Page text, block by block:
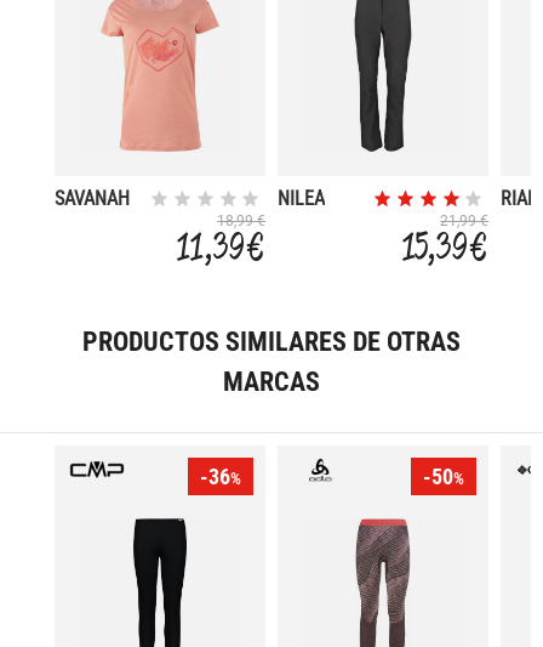
SAVANAH
18,99 €
11,39 €
NILEA
21,99 €
15,39 €
PRODUCTOS SIMILARES DE OTRAS
MARCAS
-36% -50%